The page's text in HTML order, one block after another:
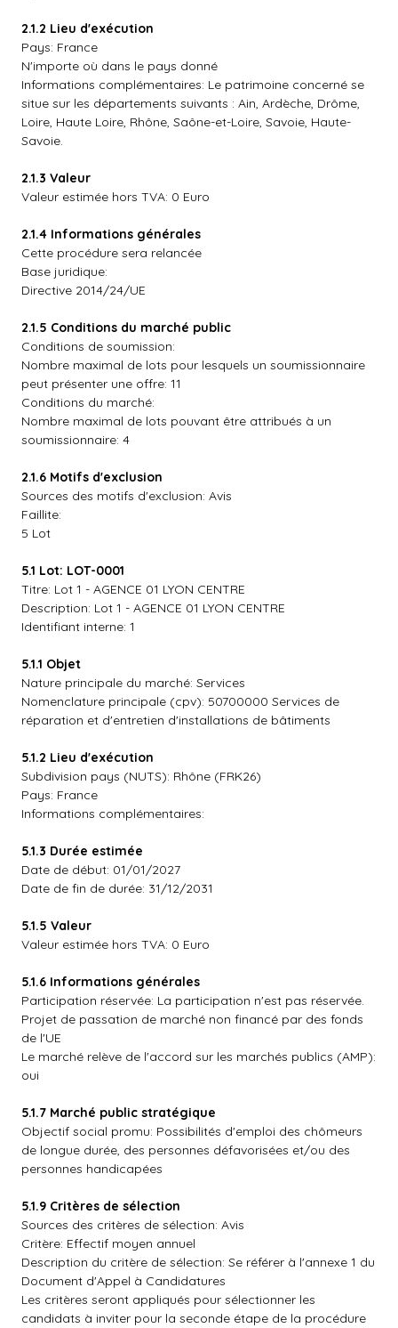
2.1.2 Lieu d'exécution
Pays: France
N'importe où dans le pays donné
Informations complémentaires: Le patrimoine concerné se
situe sur les départements suivants : Ain, Ardèche, Drôme,
Loire, Haute Loire, Rhône, Saône-et-Loire, Savoie, Haute-
Savoie.
2.1.3 Valeur
Valeur estimée hors TVA: 0 Euro
2.1.4 Informations générales
Cette procédure sera relancée
Base juridique:
Directive 2014/24/UE
2.1.5 Conditions du marché public
Conditions de soumission:
Nombre maximal de lots pour lesquels un soumissionnaire
peut présenter une offre: 11
Conditions du marché:
Nombre maximal de lots pouvant être attribués à un
soumissionnaire: 4
2.1.6 Motifs d'exclusion
Sources des motifs d'exclusion: Avis
Faillite:
5 Lot
5.1 Lot: LOT-0001
Titre: Lot 1 - AGENCE 01 LYON CENTRE
Description: Lot 1 - AGENCE 01 LYON CENTRE
Identifiant interne: 1
5.1.1 Objet
Nature principale du marché: Services
Nomenclature principale (cpv): 50700000 Services de
réparation et d'entretien d'installations de bâtiments
5.1.2 Lieu d'exécution
Subdivision pays (NUTS): Rhône (FRK26)
Pays: France
Informations complémentaires:
5.1.3 Durée estimée
Date de début: 01/01/2027
Date de fin de durée: 31/12/2031
5.1.5 Valeur
Valeur estimée hors TVA: 0 Euro
5.1.6 Informations générales
Participation réservée: La participation n'est pas réservée.
Projet de passation de marché non financé par des fonds
de l'UE
Le marché relève de l'accord sur les marchés publics (AMP):
oui
5.1.7 Marché public stratégique
Objectif social promu: Possibilités d'emploi des chômeurs
de longue durée, des personnes défavorisées et/ou des
personnes handicapées
5.1.9 Critères de sélection
Sources des critères de sélection: Avis
Critère: Effectif moyen annuel
Description du critère de sélection: Se référer à l'annexe 1 du
Document d'Appel à Candidatures
Les critères seront appliqués pour sélectionner les
candidats à inviter pour la seconde étape de la procédure